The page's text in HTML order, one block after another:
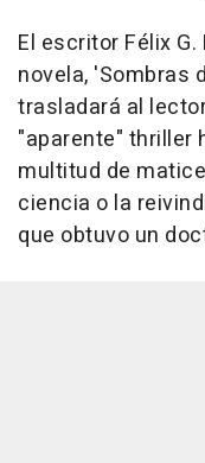
El escritor Félix
novela, 'Sombras
trasladará al
"aparente" thriller
multitud de
ciencia o la
que obtuvo un